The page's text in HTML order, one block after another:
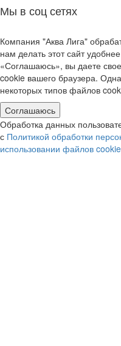
Мы в соц сетях
Компания "Аква Лига"
нам делать этот сайт
«Соглашаюсь», вы даете
cookie вашего браузера.
некоторых типов файлов
Соглашаюсь
Обработка данных
с Политикой обработки
использовании файлов cookie